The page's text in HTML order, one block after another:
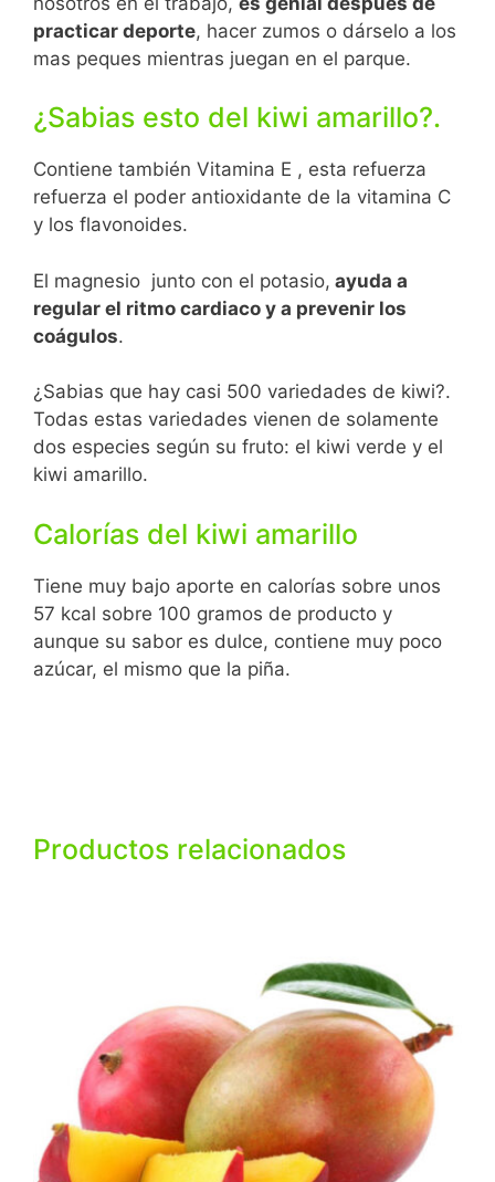
practicar deporte, hacer zumos o dárselo a los
mas peques mientras juegan en el parque.
¿Sabias esto del kiwi amarillo?.
Contiene también Vitamina E , esta refuerza
refuerza el poder antioxidante de la vitamina C
y los flavonoides.
El magnesio junto con el potasio, ayuda a
regular el ritmo cardiaco y a prevenir los
coágulos.
¿Sabias que hay casi 500 variedades de kiwi?.
Todas estas variedades vienen de solamente
dos especies según su fruto: el kiwi verde y el
kiwi amarillo.
Calorías del kiwi amarillo
Tiene muy bajo aporte en calorías sobre unos
57 kcal sobre 100 gramos de producto y
aunque su sabor es dulce, contiene muy poco
azúcar, el mismo que la piña.
Productos relacionados